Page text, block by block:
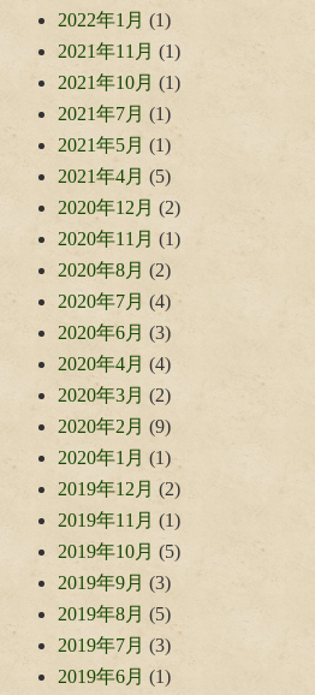
2022年1月 (1)
2021年11月 (1)
2021年10月 (1)
2021年7月 (1)
2021年5月 (1)
2021年4月 (5)
2020年12月 (2)
2020年11月 (1)
2020年8月 (2)
2020年7月 (4)
2020年6月 (3)
2020年4月 (4)
2020年3月 (2)
2020年2月 (9)
2020年1月 (1)
2019年12月 (2)
2019年11月 (1)
2019年10月 (5)
2019年9月 (3)
2019年8月 (5)
2019年7月 (3)
2019年6月 (1)